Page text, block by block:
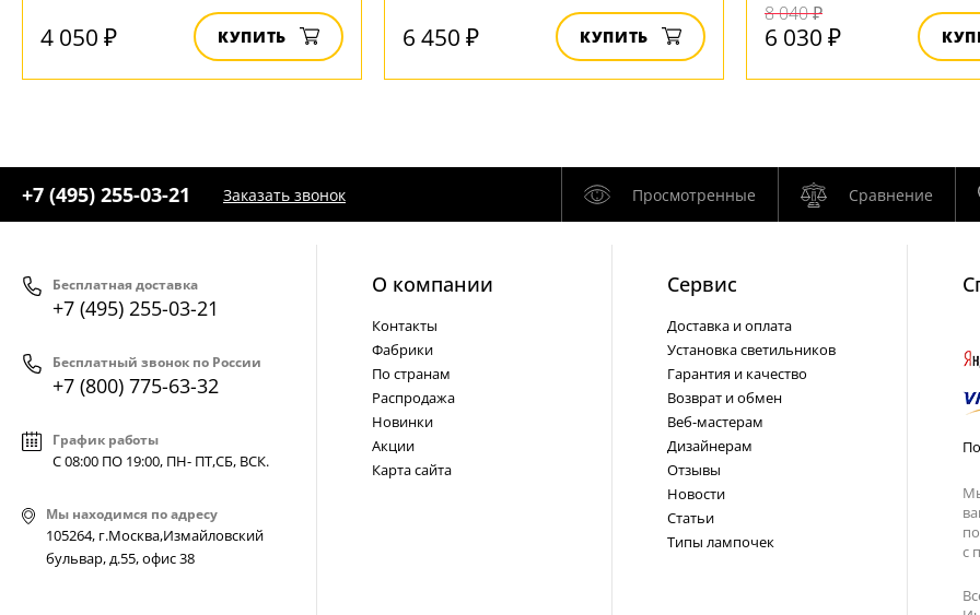
4 050 ₽ КУПИТЬ 6 450 ₽ КУПИТЬ
8 040 ₽
6 030 ₽
+7 (495) 255-03-21 Заказать звонок Просмотренные Сравнение
Бесплатная доставка
+7 (495) 255-03-21
Бесплатный звонок по России
+7 (800) 775-63-32
График работы
С 08:00 ПО 19:00, ПН- ПТ,СБ, ВСК.
Мы находимся по адресу
105264, г.Москва,Измайловский
бульвар, д.55, офис 38
О компании
Контакты
Фабрики
По странам
Распродажа
Новинки
Акции
Карта сайта
Cервис
Доставка и оплата
Установка светильников
Гарантия и качество
Возврат и обмен
Веб-мастерам
Дизайнерам
Отзывы
Новости
Статьи
Типы лампочек
с